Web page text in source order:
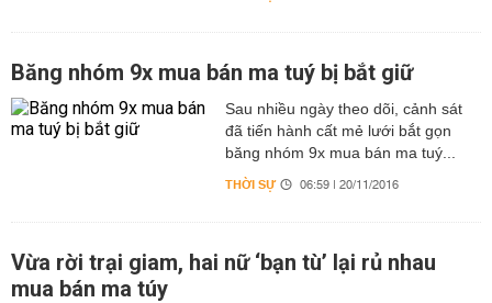
Băng nhóm 9x mua bán ma tuý bị bắt giữ
Sau nhiều ngày theo dõi, cảnh sát
đã tiến hành cất mẻ lưới bắt gọn
băng nhóm 9x mua bán ma tuý...
THỜI SỰ 06:59 | 20/11/2016
Vừa rời trại giam, hai nữ ‘bạn tù’ lại rủ nhau
mua bán ma túy